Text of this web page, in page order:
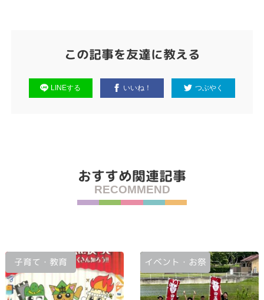
この記事を友達に教える
LINEする いいね！ つぶやく
おすすめ関連記事
RECOMMEND
子育て・教育
イベント・お祭
り